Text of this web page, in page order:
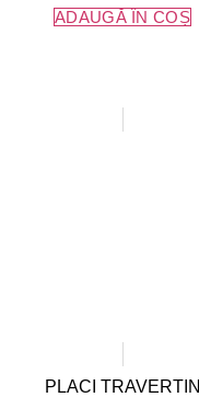
ADAUGĂ ÎN COȘ
PLACI TRAVERTIN